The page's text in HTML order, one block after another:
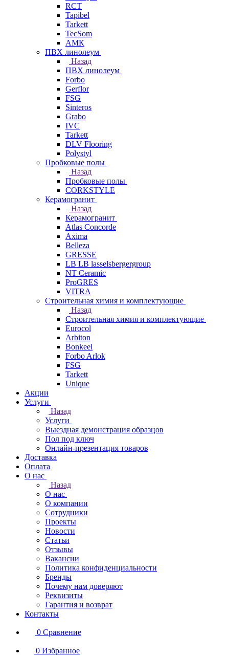
RCT
Tapibel
Tarkett
TecSom
АМК
ПВХ линолеум
Назад
ПВХ линолеум
Forbo
Gerflor
FSG
Sinteros
Grabo
IVC
Tarkett
DLV Flooring
Polystyl
Пробковые полы
Назад
Пробковые полы
CORKSTYLE
Керамогранит
Назад
Керамогранит
Atlas Concorde
Axima
Belleza
GRESSE
LB LB lasselsbergergroup
NT Ceramic
ProGRES
VITRA
Строительная химия и комплектующие
Назад
Строительная химия и комплектующие
Eurocol
Arbiton
Bonkeel
Forbo Arlok
FSG
Tarkett
Unique
Акции
Услуги
Назад
Услуги
Выездная демонстрация образцов
Пол под ключ
Онлайн-презентация товаров
Доставка
Оплата
О нас
Назад
О нас
О компании
Сотрудники
Проекты
Новости
Статьи
Отзывы
Вакансии
Политика конфиденциальности
Бренды
Почему нам доверяют
Реквизиты
Гарантия и возврат
Контакты
0 Сравнение
0 Избранное